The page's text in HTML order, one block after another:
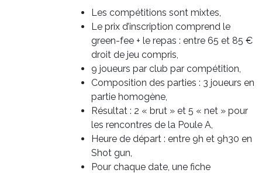
Les compétitions sont mixtes,
Le prix d’inscription comprend le
green-fee + le repas : entre 65 et 85 €
droit de jeu compris,
9 joueurs par club par compétition,
Composition des parties : 3 joueurs en
partie homogène,
Résultat : 2 « brut » et 5 « net » pour
les rencontres de la Poule A,
Heure de départ : entre 9h et 9h30 en
Shot gun,
Pour chaque date, une fiche